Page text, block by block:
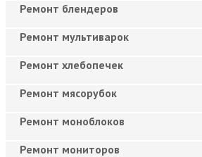
Ремонт блендеров
Ремонт мультиварок
Ремонт хлебопечек
Ремонт мясорубок
Ремонт моноблоков
Ремонт мониторов